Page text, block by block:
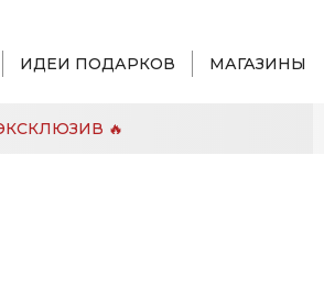
ИДЕИ ПОДАРКОВ МАГАЗИНЫ
🔥